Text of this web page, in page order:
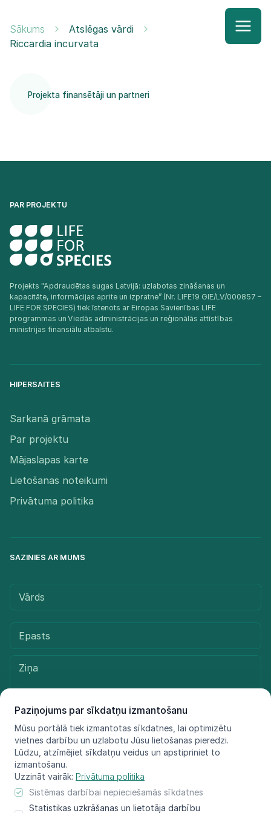
Paziņojums par sīkdatņu izmantošanu
Mūsu portālā tiek izmantotas sīkdatnes, lai optimizētu
vietnes darbību un uzlabotu Jūsu lietošanas pieredzi.
Lūdzu, atzīmējiet sīkdatņu veidus un apstipriniet to
izmantošanu.
Uzzināt vairāk: Privātuma politika
Sistēmas darbībai nepieciešamās sīkdatnes
Statistikas uzkrāšanas un lietotāja darbību
Sākums
Atslēgas vārdi
Riccardia incurvata
Projekta finansētāji un partneri
PAR PROJEKTU
Projekts "Apdraudētas sugas Latvijā: uzlabotas zināšanas un
kapacitāte, informācijas aprite un izpratne” (Nr. LIFE19 GIE/LV/000857 –
LIFE FOR SPECIES) tiek īstenots ar Eiropas Savienības LIFE
programmas un Viedās administrācijas un reģionālās attīstības
ministrijas finansiālu atbalstu.​
HIPERSAITES
Sarkanā grāmata
Par projektu
Mājaslapas karte
Lietošanas noteikumi
Privātuma politika
SAZINIES AR MUMS
Sūtīt ziņu
© LIFE FOR SPECIES, 2021 - 2025
Informācija atspoguļo tikai projekta LIFE FOR SPECIES īstenotāju